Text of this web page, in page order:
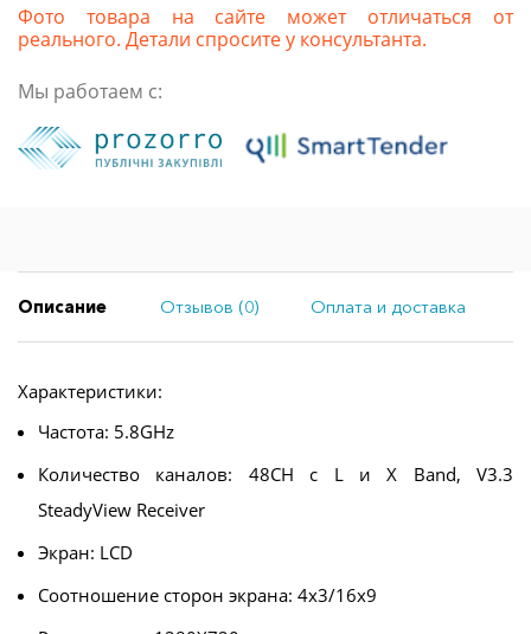
Фото товара на сайте может отличаться от
реального. Детали спросите у консультанта.
Мы работаем с:
Описание Отзывов (0) Оплата и доставка
Характеристики:
Частота: 5.8GHz
Количество каналов: 48CH с L и X Band, V3.3
SteadyView Receiver
Экран: LCD
Соотношение сторон экрана: 4x3/16х9